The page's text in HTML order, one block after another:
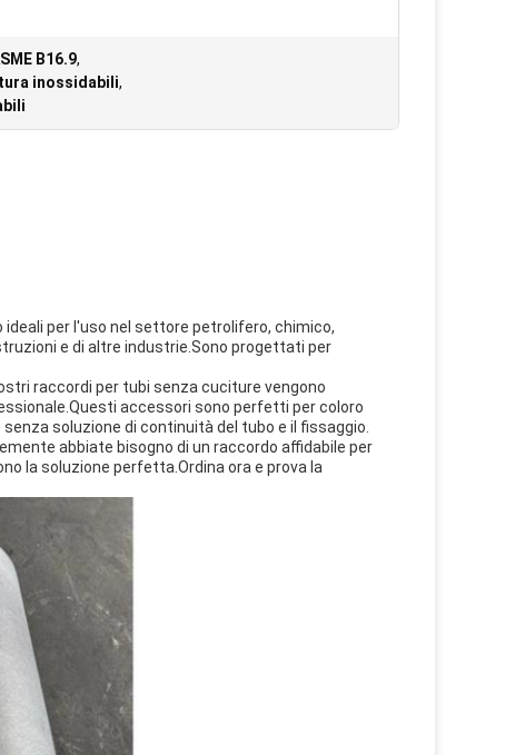
B16.9,
inossidabili,
per l'uso nel settore petrolifero, chimico,
e di altre industrie.Sono progettati per
raccordi per tubi senza cuciture vengono
accessori sono perfetti per coloro
soluzione di continuità del tubo e il fissaggio.
abbiate bisogno di un raccordo affidabile per
la soluzione perfetta.Ordina ora e prova la